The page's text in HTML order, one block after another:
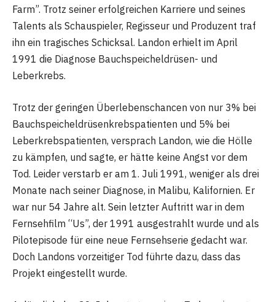
Farm”. Trotz seiner erfolgreichen Karriere und seines
Talents als Schauspieler, Regisseur und Produzent traf
ihn ein tragisches Schicksal. Landon erhielt im April
1991 die Diagnose Bauchspeicheldrüsen- und
Leberkrebs.
Trotz der geringen Überlebenschancen von nur 3% bei
Bauchspeicheldrüsenkrebspatienten und 5% bei
Leberkrebspatienten, versprach Landon, wie die Hölle
zu kämpfen, und sagte, er hätte keine Angst vor dem
Tod. Leider verstarb er am 1. Juli 1991, weniger als drei
Monate nach seiner Diagnose, in Malibu, Kalifornien. Er
war nur 54 Jahre alt. Sein letzter Auftritt war in dem
Fernsehfilm “Us”, der 1991 ausgestrahlt wurde und als
Pilotepisode für eine neue Fernsehserie gedacht war.
Doch Landons vorzeitiger Tod führte dazu, dass das
Projekt eingestellt wurde​​.